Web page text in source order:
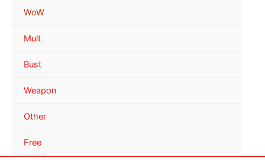
WoW
Mult
Bust
Weapon
Other
Free